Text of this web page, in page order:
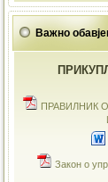
Важно
ПРАВИЛНИК
Закон о